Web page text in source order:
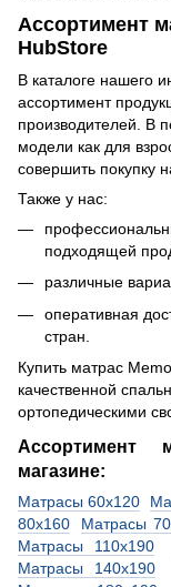
Ассортимент
HubStore
В каталоге нашего
ассортимент
производителей. В
модели как для
совершить покупку
Также у нас:
подходящей
различные
оперативная
стран.
Купить матрас
качественной
ортопедическими
Ассортимент
магазине:
Матрасы 60х120
80х160
Матрасы
Матрасы 110х190
Матрасы 140х190